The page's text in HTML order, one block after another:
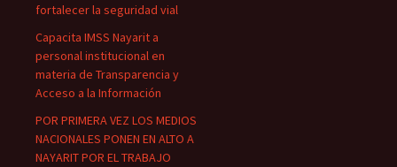
fortalecer la seguridad vial
Capacita IMSS Nayarit a
personal institucional en
materia de Transparencia y
Acceso a la Información
POR PRIMERA VEZ LOS MEDIOS
NACIONALES PONEN EN ALTO A
NAYARIT POR EL TRABAJO